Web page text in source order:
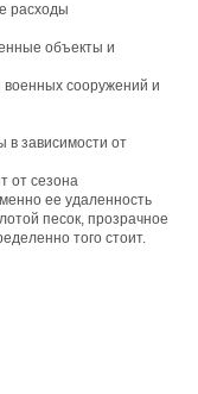
расходы
объекты и
сооружений и
зависимости от
от сезона
ее удаленность
песок, прозрачное
того стоит.